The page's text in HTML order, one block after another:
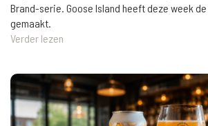
Brand-serie. Goose Island heeft deze week
gemaakt.
Verder lezen